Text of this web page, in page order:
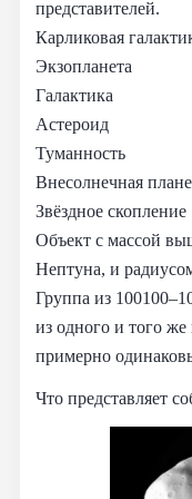
представителей.
Карликовая
Экзопланета
Галактика
Астероид
Туманность
Внесолнечная
Звёздное скопление
Объект с массой
Нептуна, и
Группа из
из одного и того
примерно
Что представляет